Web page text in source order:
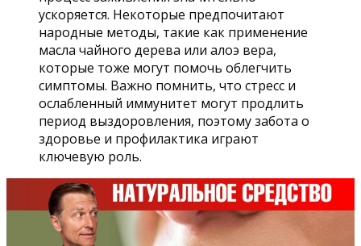
ускоряется. Некоторые предпочитают
народные методы, такие как применение
масла чайного дерева или алоэ вера,
которые тоже могут помочь облегчить
симптомы. Важно помнить, что стресс и
ослабленный иммунитет могут продлить
период выздоровления, поэтому забота о
здоровье и профилактика играют
ключевую роль.